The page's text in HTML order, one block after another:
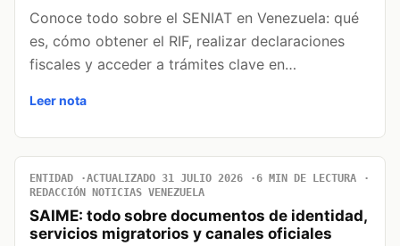
Conoce todo sobre el SENIAT en Venezuela: qué
es, cómo obtener el RIF, realizar declaraciones
fiscales y acceder a trámites clave en…
Leer nota
ENTIDAD ACTUALIZADO 31 JULIO 2026
6 MIN DE LECTURA
REDACCIÓN NOTICIAS VENEZUELA
SAIME: todo sobre documentos de identidad,
servicios migratorios y canales oficiales